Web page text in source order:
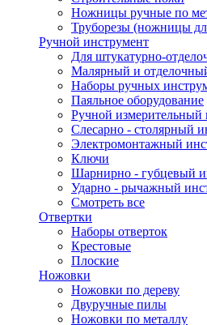
Ножницы ручные по
Труборезы (ножницы
Ручной инструмент
Для штукатурно-
Малярный и
Наборы ручных
Паяльное оборудование
Ручной измерительный
Слесарно - столярный
Электромонтажный
Ключи
Шарнирно - губцевый
Ударно - рычажный
Смотреть все
Отвертки
Наборы отверток
Крестовые
Плоские
Ножовки
Ножовки по дереву
Двуручные пилы
Ножовки по металлу